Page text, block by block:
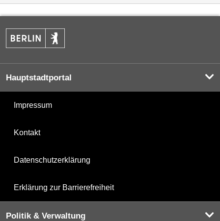
Hauptstadtportal
Impressum
Kontakt
Datenschutzerklärung
Erklärung zur Barrierefreiheit
Politik & Verwaltung